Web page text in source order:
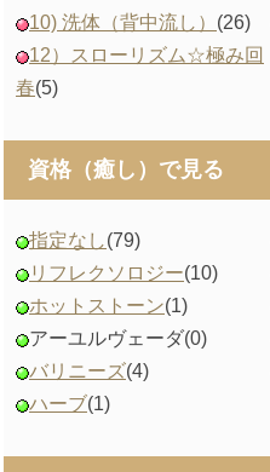
10) 洗体（背中流し） (26)
12）スローリズム☆極み回
春(5)
資格（癒し）で見る
指定なし(79)
リフレクソロジー(10)
ホットストーン(1)
アーユルヴェーダ(0)
バリニーズ(4)
ハーブ(1)